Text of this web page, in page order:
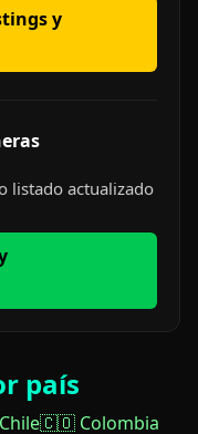
y
listado actualizado
país
🇨🇴 Colombia